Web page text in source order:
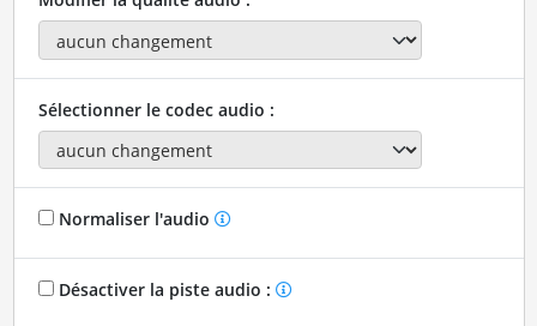
Sélectionner le codec audio :
Normaliser l'audio
Désactiver la piste audio :